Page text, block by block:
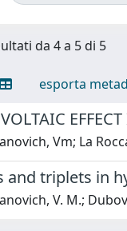
da 4 a 5 di 5
esporta
Vm; La
and triplets in
V. M.;